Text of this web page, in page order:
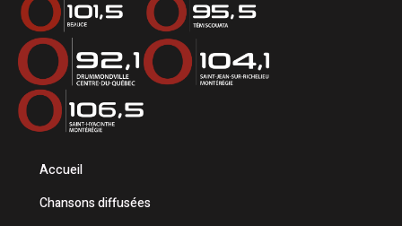
Accueil
Chansons diffusées